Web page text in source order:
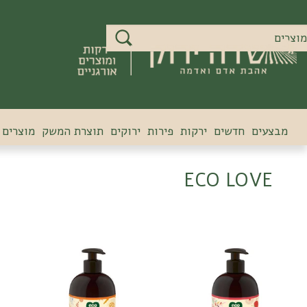
מבצעים חדשים ירקות פירות ירוקים תוצרת המשק
ECO LOVE